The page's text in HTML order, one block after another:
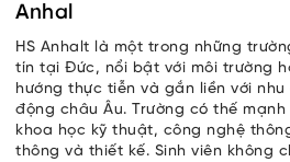
Anhal
HS Anhalt là một trong những
tín tại Đức, nổi bật với môi trường
hướng thực tiễn và gắn liền với
động châu Âu. Trường có thế
khoa học kỹ thuật, công nghệ
thông và thiết kế. Sinh viên không